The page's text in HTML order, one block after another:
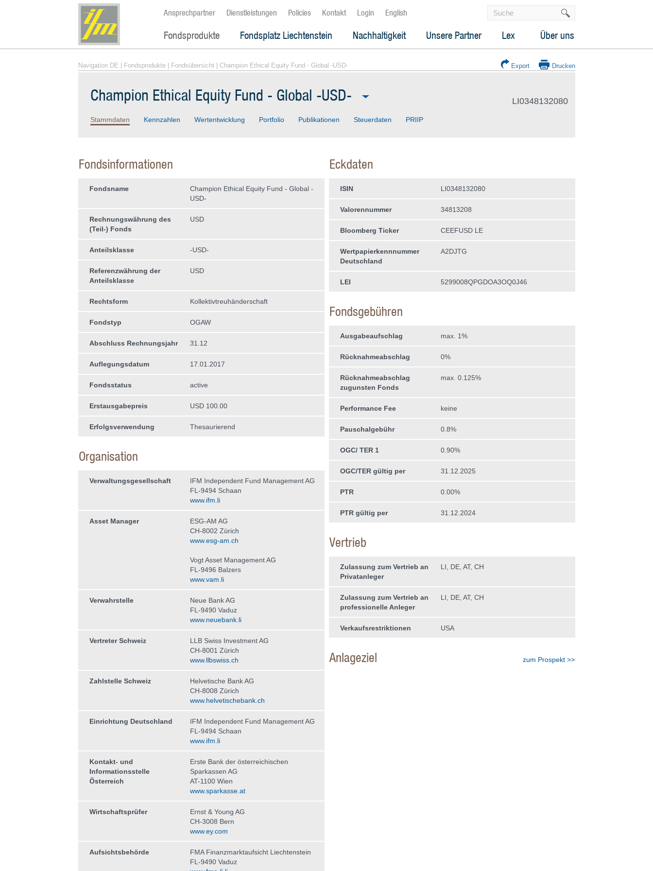
Ansprechpartner Dienstleistungen Policies Kontakt Login English
Fondsprodukte Fondsplatz Liechtenstein Nachhaltigkeit Unsere Partner Lex Über uns
Navigation DE Fondsprodukte| Fondsübersicht| Champion Ethical Equity Fund - Global -USD- Export Drucken
Champion Ethical Equity Fund - Global -USD- LI0348132080
Stammdaten Kennzahlen Wertentwicklung Portfolio Publikationen Steuerdaten PRIIP
Fondsinformationen
Fondsname
Champion Ethical Equity Fund - Global -
USD-
Rechnungswährung des
(Teil-) Fonds
USD
Anteilsklasse -USD-
Referenzwährung der
Anteilsklasse
USD
Rechtsform Kollektivtreuhän­derschaft
Fondstyp OGAW
Abschluss Rechnungsjahr 31.12
Auflegungsdatum 17.01.2017
Fondsstatus active
Erstausgabepreis USD 100.00
Erfolgsverwendung Thesaurierend
Organisation
Verwaltungs­gesellschaft
IFM Independent Fund Management AG
FL-9494 Schaan
www.ifm.li
Asset Manager
ESG-AM AG
CH-8002 Zürich
www.esg-am.ch
Vogt Asset Management AG
FL-9496 Balzers
www.vam.li
Verwahrstelle
Neue Bank AG
FL-9490 Vaduz
www.neuebank.li
Vertreter Schweiz
LLB Swiss Investment AG
CH-8001 Zürich
www.llbswiss.ch
Zahlstelle Schweiz
Helvetische Bank AG
CH-8008 Zürich
www.helvetischebank.ch
Einrichtung Deutschland
IFM Independent Fund Management AG
FL-9494 Schaan
www.ifm.li
Kontakt- und
Informationsstelle
Österreich
Erste Bank der österreichischen
Sparkassen AG
AT-1100 Wien
www.sparkasse.at
Wirtschaftsprüfer
Ernst & Young AG
CH-3008 Bern
www.ey.com
Aufsichtsbehörde
FMA Finanzmarktaufsicht Liechtenstein
FL-9490 Vaduz
Eckdaten
ISIN LI0348132080
Valorennummer 34813208
Bloomberg Ticker CEEFUSD LE
Wertpapierkennnummer
Deutschland
A2DJTG
LEI 5299008QPGDOA3OQ0J46
Fondsgebühren
Ausgabeaufschlag max. 1%
Rücknahmeabschlag 0%
Rücknahmeabschlag
zugunsten Fonds
max. 0.125%
Performance Fee keine
Pauschalgebühr 0.8%
OGC/ TER 1 0.90%
OGC/TER gültig per 31.12.2025
PTR 0.00%
PTR gültig per 31.12.2024
Vertrieb
Zulassung zum Vertrieb an
Privatanleger
LI, DE, AT, CH
Zulassung zum Vertrieb an
professionelle Anleger
LI, DE, AT, CH
Verkaufsrestriktionen USA
Anlageziel zum Prospekt >>